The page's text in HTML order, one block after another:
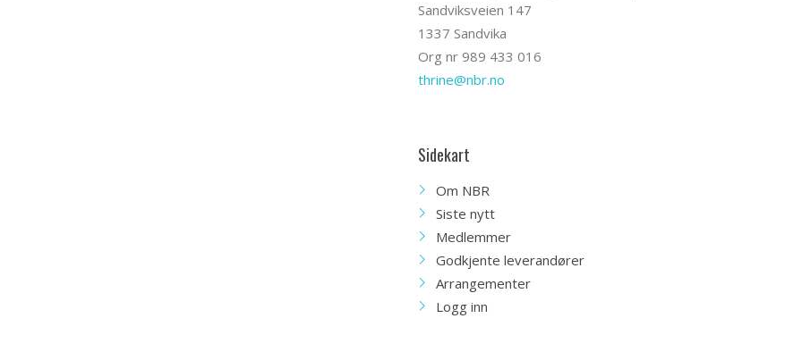
Sandviksveien 147
1337 Sandvika
Org nr 989 433 016
thrine@nbr.no
Sidekart
Om NBR
Siste nytt
Medlemmer
Godkjente leverandører
Arrangementer
Logg inn